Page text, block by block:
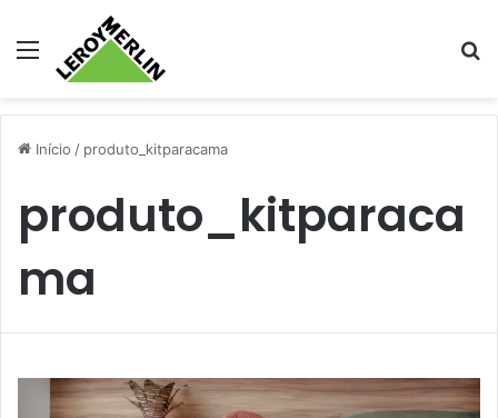
Menu
Início / produto_kitparacama
produto_kitparaca
ma